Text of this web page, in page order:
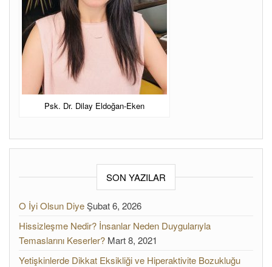
Psk. Dr. Dilay Eldoğan-Eken
SON YAZILAR
O İyi Olsun DiyeŞubat 6, 2026
Hissizleşme Nedir? İnsanlar Neden Duygularıyla
Temaslarını Keserler? Mart 8, 2021
Yetişkinlerde Dikkat Eksikliği ve Hiperaktivite Bozukluğu